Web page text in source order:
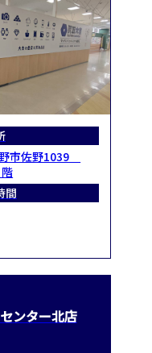
市佐野1039
間
ンター北店